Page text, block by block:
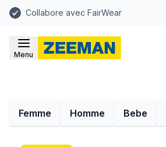
Collabore avec FairWear
Menu
Femme Homme Bebe